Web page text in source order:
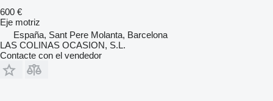
600 €
Eje motriz
España, Sant Pere Molanta, Barcelona
LAS COLINAS OCASION, S.L.
Contacte con el vendedor